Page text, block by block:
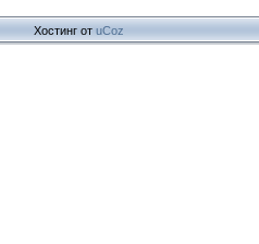
Хостинг от uCoz